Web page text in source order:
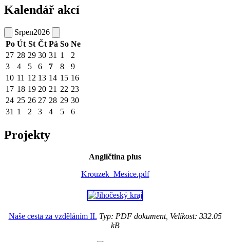
Kalendář akcí
Srpen2026
Po Út St Čt Pá So Ne
27 28 29 30 31 1
2
3
4 5 6 7 8
9
10 11 12 13 14 15 16
17 18 19 20 21 22 23
24 25 26 27 28 29 30
31 1 2 3 4 5 6
Projekty
Angličtina plus
Krouzek_Mesice.pdf
Naše cesta za vzděláním II. Typ: PDF dokument, Velikost: 332.05
kB